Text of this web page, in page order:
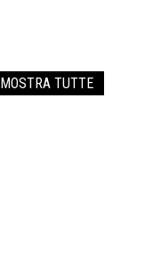
MOSTRA TUTTE